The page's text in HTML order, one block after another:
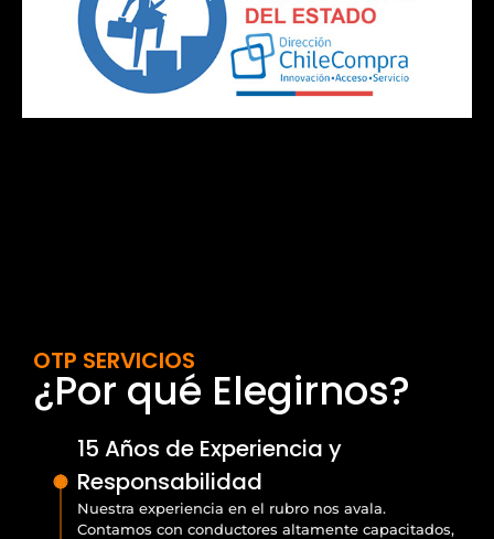
OTP SERVICIOS
¿Por qué Elegirnos?
15 Años de Experiencia y
Responsabilidad
Nuestra experiencia en el rubro nos avala.
Contamos con conductores altamente capacitados,